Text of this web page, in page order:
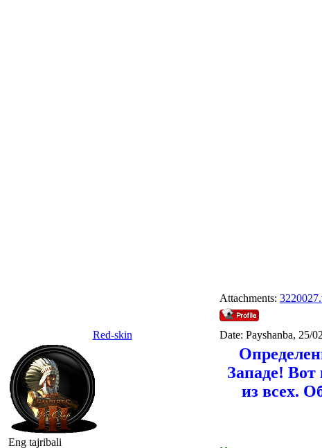
Attachments:
Red-skin Date: Payshanba, 25/
Eng tajribali
Западе!
из всех.